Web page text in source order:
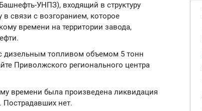
УНПЗ), входящий в структуру
связи с возгоранием, которое
времени на территории завода,
дизельным топливом объемом 5 тонн
Приволжского регионального центра
времени была произведена ликвидация
нет.